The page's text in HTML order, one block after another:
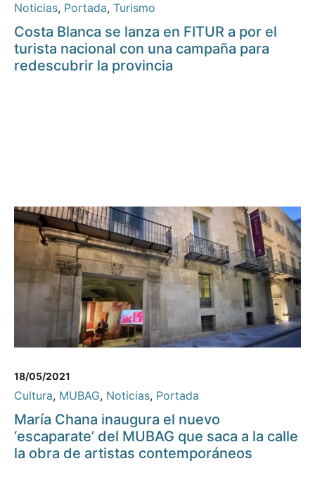
Noticias, Portada, Turismo
Costa Blanca se lanza en FITUR a por el
turista nacional con una campaña para
redescubrir la provincia
18/05/2021
Cultura, MUBAG, Noticias, Portada
María Chana inaugura el nuevo
‘escaparate’ del MUBAG que saca a la calle
la obra de artistas contemporáneos